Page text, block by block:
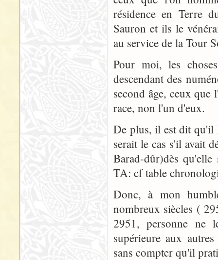
résidence en Terre
Sauron et ils le
au service de la Tour
Pour moi, les
descendant des
second âge, ceux
race, non l'un d'eux.
De plus, il est dit qu'il
serait le cas s'il avait
Barad-dûr)dès
TA: cf table
Donc, à mon
nombreux siècles (
2951, personne ne
supérieure aux
sans compter qu'il